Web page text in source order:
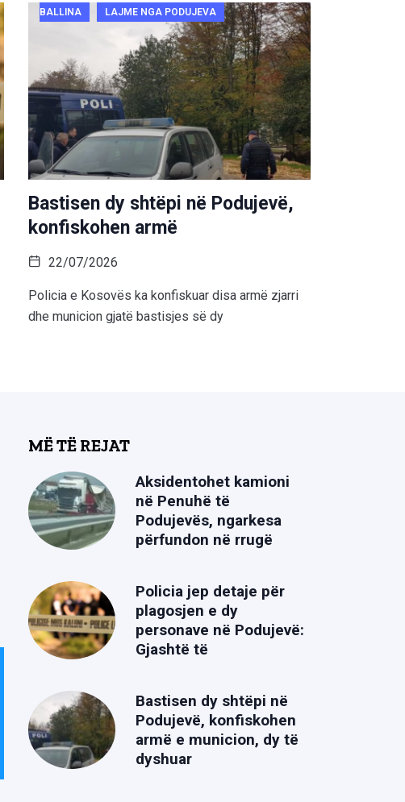
BALLINA LAJME NGA PODUJEVA
Bastisen dy shtëpi në Podujevë,
konfiskohen armë
22/07/2026
Policia e Kosovës ka konfiskuar disa armë zjarri
dhe municion gjatë bastisjes së dy
MË TË REJAT
Aksidentohet kamioni
në Penuhë të
Podujevës, ngarkesa
përfundon në rrugë
Policia jep detaje për
plagosjen e dy
personave në Podujevë:
Gjashtë të
Bastisen dy shtëpi në
Podujevë, konfiskohen
armë e municion, dy të
dyshuar